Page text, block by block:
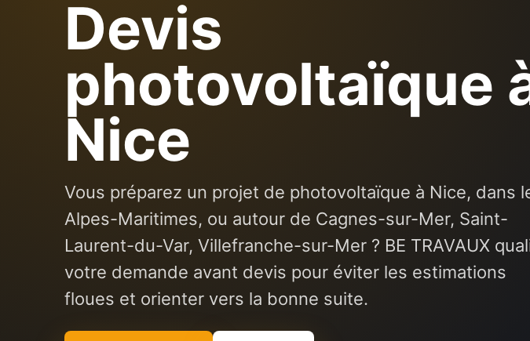
Devis
photovoltaïque
Nice
Vous préparez un projet de photovoltaïque à Nice, dans
Alpes-Maritimes, ou autour de Cagnes-sur-Mer, Saint-
Laurent-du-Var, Villefranche-sur-Mer ? BE TRAVAUX
votre demande avant devis pour éviter les estimations
floues et orienter vers la bonne suite.